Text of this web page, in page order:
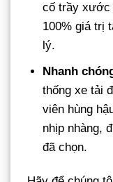
cố trầy xước
100% giá trị
lý.
Nhanh
thống xe tải
viên hùng
nhịp nhàng,
đã chọn.